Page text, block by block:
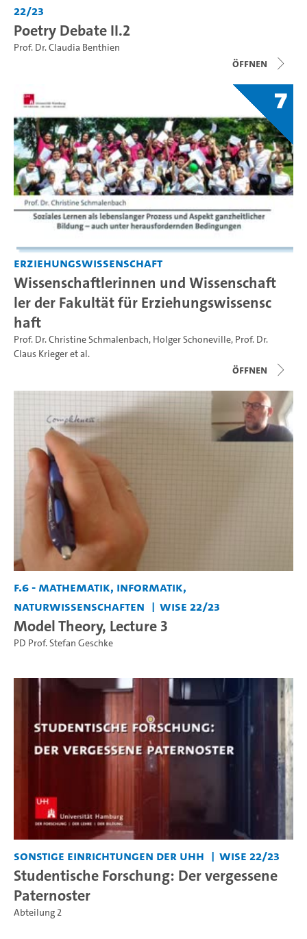
22/23
Poetry Debate II.2
Prof. Dr. Claudia Benthien
Öffnen
7
Erziehungswissenschaft
Wissenschaftlerinnen und Wissenschaft
ler der Fakultät für Erziehungswissensc
haft
Prof. Dr. Christine Schmalenbach, Holger Schoneville, Prof. Dr.
Claus Kriegeret al.
Öffnen
F.6 - Mathematik, Informatik,
Naturwissenschaften
WiSe 22/23
Model Theory, Lecture 3
PD Prof. Stefan Geschke
Sonstige Einrichtungen der UHH WiSe 22/23
Studentische Forschung: Der vergessene
Paternoster
Abteilung 2